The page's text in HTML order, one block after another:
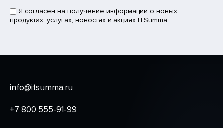
Я согласен на получение информации о новых
продуктах, услугах, новостях и акциях ITSumma.
info@itsumma.ru
+7 800 555-91-99